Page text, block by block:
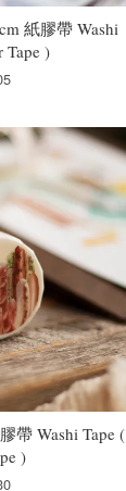
紙膠帶 Washi
Tape )
帶 Washi Tape (
)